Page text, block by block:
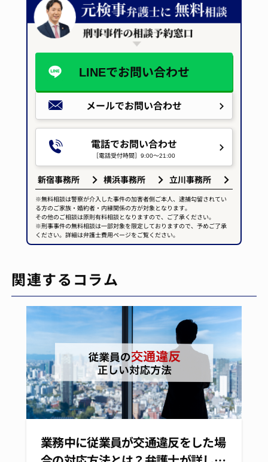
電話でお問い合わせ
［電話受付時間］9:00～21:00
メールでお問い合わせ
LINEでお問い合わせ
新宿事務所 横浜事務所 立川事務所
※無料相談は警察が介入した事件の加害者側ご本人、逮捕勾留されてい
る方のご家族・婚約者・内縁関係の方が対象となります。
その他のご相談は原則有料相談となりますので、ご了承ください。
※刑事事件の無料相談は一部対象を限定しておりますので、予めご了承
ください。詳細は弁護士費用ページをご覧ください。
関連するコラム
業務中に従業員が交通違反をした場